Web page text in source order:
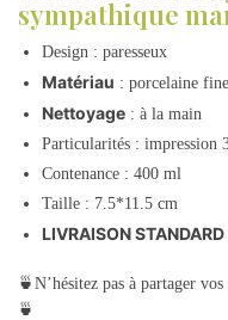
sympathique
Design : paresseux
Matériau : porcelaine
Nettoyage : à la main
Particularités : impression
Contenance : 400 ml
Taille : 7.5*11.5 cm
LIVRAISON
🍵N’hésitez pas à partager
🍵